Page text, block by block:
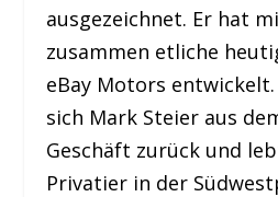
ausgezeichnet. Er hat
zusammen etliche
eBay Motors entwickelt.
sich Mark Steier aus
Geschäft zurück und
Privatier in der